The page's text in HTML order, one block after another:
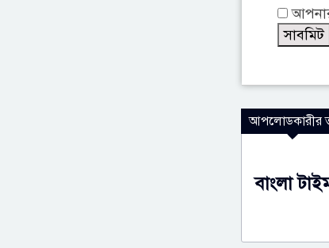
আপলোডকারীর
বাংলা